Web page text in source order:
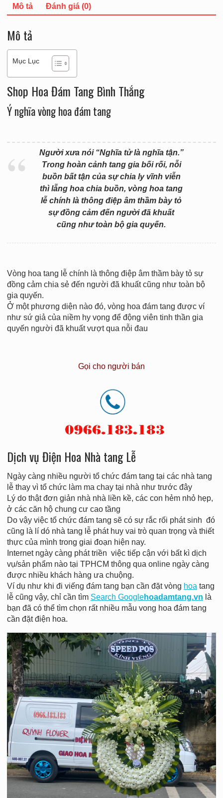
Mô tả Đánh giá (0)
Mô tả
Mục Lục
Shop Hoa Đám Tang Bình Thắng
Ý nghĩa vòng hoa đám tang
Người xưa nói “Nghĩa tử là nghĩa tận.”
Trong hoàn cảnh tang gia bối rối, nỗi
buồn bất tận của sự chia ly vĩnh viễn
thì lẵng hoa chia buồn, vòng hoa tang
lễ chính là thông điệp âm thầm bày tỏ
sự đồng cảm đến người đã khuất
cũng như toàn bộ gia quyến.
Vòng hoa tang lễ chính là thông điệp âm thầm bày tỏ sự
đồng cảm chia sẻ đến người đã khuất cũng như toàn bộ
gia quyến.
Ở một phương diện nào đó, vòng hoa đám tang được ví
như sứ giả của niềm hy vọng để động viên tinh thần gia
quyến người đã khuất vượt qua nỗi đau
Gọi cho người bán
Dịch vụ Điện Hoa Nhà tang Lễ
Ngày càng nhiều người tổ chức đám tang tại các nhà tang
lễ thay vì tổ chức làm ma chay tại nhà như trước đây
Lý do thật đơn giản nhà nhà liền kề, các con hẻm nhỏ hẹp,
ở các căn hộ chung cư cao tầng
Do vậy việc tổ chức đám tang sẽ có sự rắc rối phát sinh đó
cũng là lí dó nhà tang lễ phát huy vai trò quan trọng và thiết
thực của mình trong giai đoạn hiện nay.
Internet ngày càng phát triền việc tiếp cận với bất kì dịch
vụ/sản phẩm nào tại TPHCM thông qua online ngày càng
được nhiều khách hàng ưa chuộng.
Ví dụ như khi đi viếng đám tang bạn cần đặt vòng hoa tang
lễ cũng vậy, chỉ cần tìm Search Googlehoadamtang.vn là
bạn đã có thể tìm chọn rất nhiều mẫu vong hoa đám tang
cần đặt điện hoa.